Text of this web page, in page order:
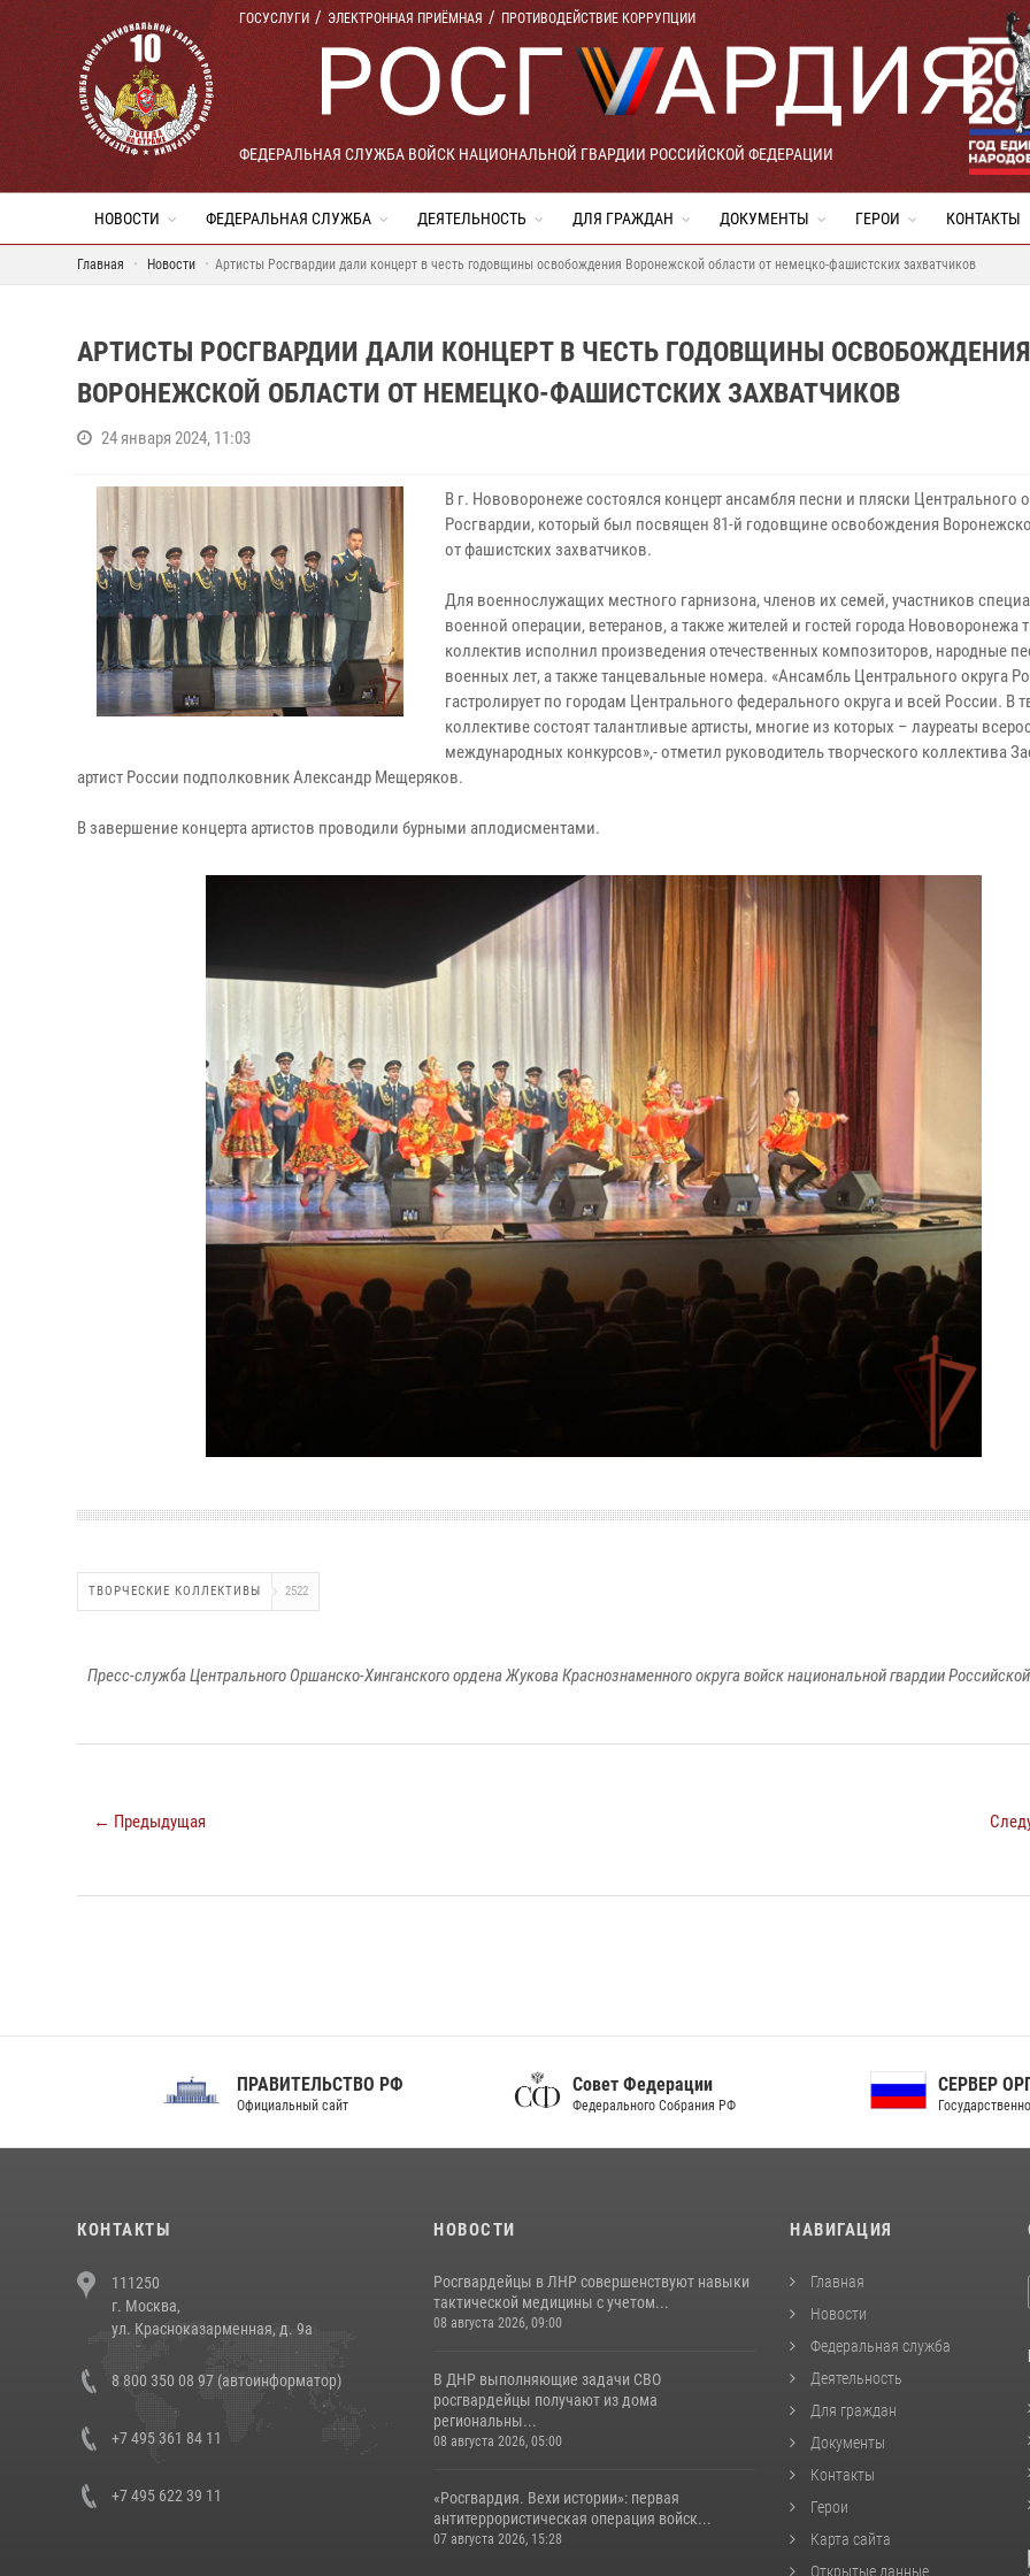
ГОСУСЛУГИ ЭЛЕКТРОННАЯ ПРИЁМНАЯ ПРОТИВОДЕЙСТВИЕ КОРРУПЦИИ
ФЕДЕРАЛЬНАЯ СЛУЖБА ВОЙСК НАЦИОНАЛЬНОЙ ГВАРДИИ РОССИЙСКОЙ ФЕДЕРАЦИИ
НОВОСТИ ФЕДЕРАЛЬНАЯ СЛУЖБА ДЕЯТЕЛЬНОСТЬ ДЛЯ ГРАЖДАН ДОКУМЕНТЫ ГЕРОИ КОНТАКТЫ
Главная Новости Артисты Росгвардии дали концерт в честь годовщины освобождения Воронежской области от немецко-фашистских захватчиков
АРТИСТЫ РОСГВАРДИИ ДАЛИ КОНЦЕРТ В ЧЕСТЬ ГОДОВЩИНЫ ОСВОБОЖДЕНИЯ
ВОРОНЕЖСКОЙ ОБЛАСТИ ОТ НЕМЕЦКО-ФАШИСТСКИХ ЗАХВАТЧИКОВ
24 января 2024, 11:03
В г. Нововоронеже состоялся концерт ансамбля песни и пляски Центрального
Росгвардии, который был посвящен 81-й годовщине освобождения
от фашистских захватчиков.
Для военнослужащих местного гарнизона, членов их семей, участников
военной операции, ветеранов, а также жителей и гостей города Нововоронежа
коллектив исполнил произведения отечественных композиторов, народные
военных лет, а также танцевальные номера. «Ансамбль Центрального округа
гастролирует по городам Центрального федерального округа и всей России. В
коллективе состоят талантливые артисты, многие из которых – лауреаты
международных конкурсов»,- отметил руководитель творческого коллектива
артист России подполковник Александр Мещеряков.
В завершение концерта артистов проводили бурными аплодисментами.
ТВОРЧЕСКИЕ КОЛЛЕКТИВЫ 2522
Пресс-служба Центрального Оршанско-Хинганского ордена Жукова Краснознаменного округа войск национальной гвардии
← Предыдущая
ПРАВИТЕЛЬСТВО РФ
Официальный сайт
Совет Федерации
Федерального Собрания РФ
СЕРВЕР ОРГАНОВ
Государственной власти РФ
КОНТАКТЫ
111250
г. Москва,
ул. Красноказарменная, д. 9а
8 800 350 08 97 (автоинформатор)
+7 495 361 84 11
+7 495 622 39 11
НОВОСТИ
Росгвардейцы в ЛНР совершенствуют навыки
тактической медицины с учетом...
08 августа 2026, 09:00
В ДНР выполняющие задачи СВО
росгвардейцы получают из дома
региональны...
08 августа 2026, 05:00
«Росгвардия. Вехи истории»: первая
антитеррористическая операция войск...
07 августа 2026, 15:28
НАВИГАЦИЯ
Главная
Новости
Федеральная служба
Деятельность
Для граждан
Документы
Контакты
Герои
Карта сайта
Открытые данные